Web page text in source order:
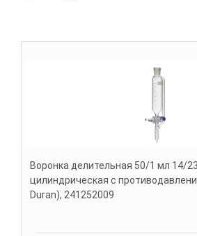
Воронка делительная 50/1 мл 14/
цилиндрическая с
Duran), 241252009